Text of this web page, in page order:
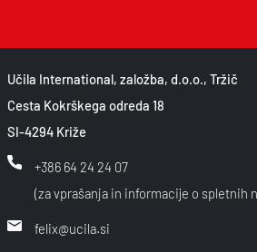
Učila International, založba, d.o.o., Tržič
Cesta Kokrškega odreda 18
SI-4294 Križe
+386 64 24 24 07
(za vprašanja in informacije o spletnih
felix@ucila.si